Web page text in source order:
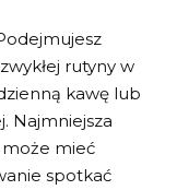
rutyny w
kawę lub
Najmniejsza
mieć
spotkać